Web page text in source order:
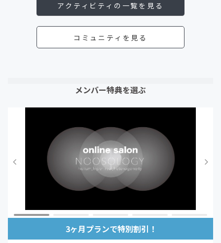
アクティビティの一覧を見る
コミュニティを見る
メンバー特典を選ぶ
3ヶ月プランで特別割引！